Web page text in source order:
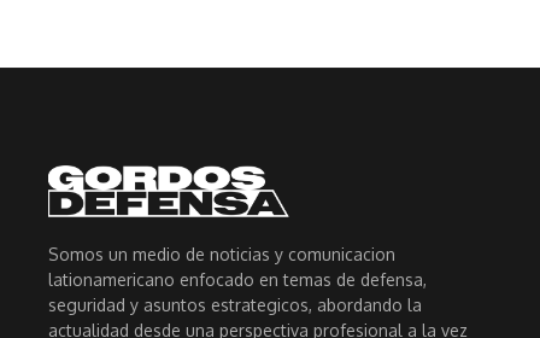
Somos un medio de noticias y comunicacion
lationamericano enfocado en temas de defensa,
seguridad y asuntos estrategicos, abordando la
actualidad desde una perspectiva profesional a la vez